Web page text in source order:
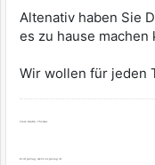
Altenativ haben Sie
es zu hause machen
Wir wollen für jeden
Viele Grüße, Thomas
Es ist genug, wenn es genug ist.